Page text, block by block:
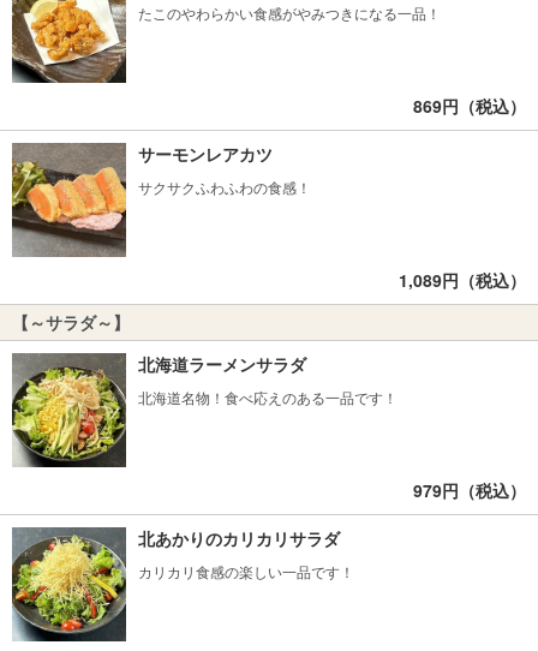
たこのやわらかい食感がやみつきになる一品！
869円（税込）
サーモンレアカツ
サクサクふわふわの食感！
1,089円（税込）
【～サラダ～】
北海道ラーメンサラダ
北海道名物！食べ応えのある一品です！
979円（税込）
北あかりのカリカリサラダ
カリカリ食感の楽しい一品です！